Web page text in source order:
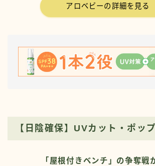
アロベビーの詳細を見る
【日陰確保】UVカット・ポッ
「屋根付きベンチ」の争奪戦